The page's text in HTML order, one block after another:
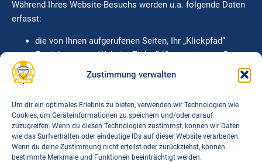
Zustimmung verwalten
Um dir ein optimales Erlebnis zu bieten, verwenden wir Technologien wie
Cookies, um Geräteinformationen zu speichern und/oder darauf
zuzugreifen. Wenn du diesen Technologien zustimmst, können wir Daten
wie das Surfverhalten oder eindeutige IDs auf dieser Website verarbeiten.
Wenn du deine Zustimmung nicht erteilst oder zurückziehst, können
bestimmte Merkmale und Funktionen beeinträchtigt werden.
Während Ihres Website-Besuchs werden u.a. folgende Daten
erfasst:
die von Ihnen aufgerufenen Seiten, Ihr „Klickpfad“
Erreichung von „Website-Zielen“ (Conversions, z.B.
Newsletter-Anmeldungen, Downloads, Käufe)
Ihr ungefährer Standort (Region)
Ihre IP-Adresse (in gekürzter Form)
technische Informationen zu Ihrem Browser und den
von Ihnen genutzten Endgeräten (z.B.